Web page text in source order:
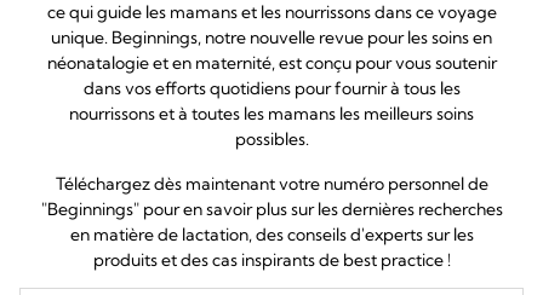
ce qui guide les mamans et les nourrissons dans ce voyage
unique. Beginnings, notre nouvelle revue pour les soins en
néonatalogie et en maternité, est conçu pour vous soutenir
dans vos efforts quotidiens pour fournir à tous les
nourrissons et à toutes les mamans les meilleurs soins
possibles.
Téléchargez dès maintenant votre numéro personnel de
"Beginnings" pour en savoir plus sur les dernières recherches
en matière de lactation, des conseils d'experts sur les
produits et des cas inspirants de best practice !